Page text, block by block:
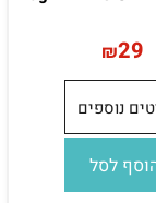
₪29
נוספים
לסל